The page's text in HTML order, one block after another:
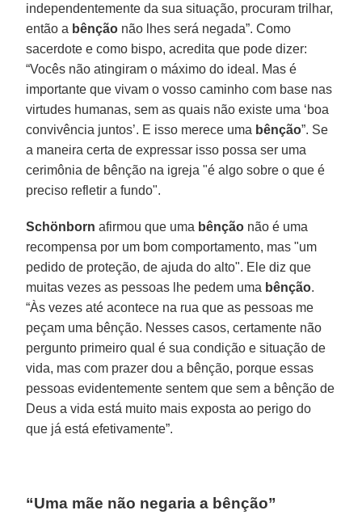
independentemente da sua situação, procuram trilhar,
então a bênção não lhes será negada”. Como
sacerdote e como bispo, acredita que pode dizer:
“Vocês não atingiram o máximo do ideal. Mas é
importante que vivam o vosso caminho com base nas
virtudes humanas, sem as quais não existe uma ‘boa
convivência juntos’. E isso merece uma bênção”. Se
a maneira certa de expressar isso possa ser uma
cerimônia de bênção na igreja "é algo sobre o que é
preciso refletir a fundo".
Schönborn afirmou que uma bênção não é uma
recompensa por um bom comportamento, mas "um
pedido de proteção, de ajuda do alto". Ele diz que
muitas vezes as pessoas lhe pedem uma bênção.
“Às vezes até acontece na rua que as pessoas me
peçam uma bênção. Nesses casos, certamente não
pergunto primeiro qual é sua condição e situação de
vida, mas com prazer dou a bênção, porque essas
pessoas evidentemente sentem que sem a bênção de
Deus a vida está muito mais exposta ao perigo do
que já está efetivamente”.
“Uma mãe não negaria a bênção”